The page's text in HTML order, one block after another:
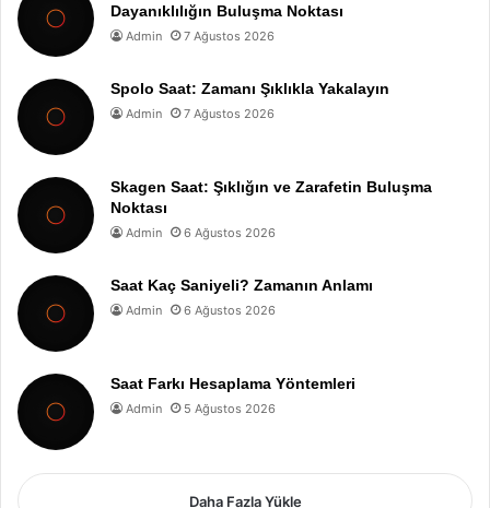
Dayanıklılığın Buluşma Noktası
Admin 7 Ağustos 2026
Spolo Saat: Zamanı Şıklıkla Yakalayın
Admin 7 Ağustos 2026
Skagen Saat: Şıklığın ve Zarafetin Buluşma
Noktası
Admin 6 Ağustos 2026
Saat Kaç Saniyeli? Zamanın Anlamı
Admin 6 Ağustos 2026
Saat Farkı Hesaplama Yöntemleri
Admin 5 Ağustos 2026
Daha Fazla Yükle